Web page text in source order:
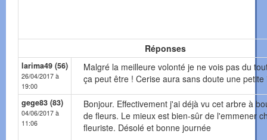
Réponses
larima49 (56)
26/04/2017 à
19:00
Malgré la meilleure volonté je ne vois pas du
ça peut être ! Cerise aura sans doute une petite
gege83 (83)
04/06/2017 à
11:06
Bonjour. Effectivement j'ai déjà vu cet arbre à
de fleurs. Le mieux est bien-sûr de l'emmener
fleuriste. Désolé et bonne journée